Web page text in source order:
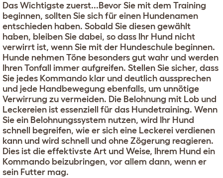
Das Wichtigste zuerst...Bevor Sie mit dem Training
beginnen, sollten Sie sich für einen Hundenamen
entschieden haben. Sobald Sie diesen gewählt
haben, bleiben Sie dabei, so dass Ihr Hund nicht
verwirrt ist, wenn Sie mit der Hundeschule beginnen.
Hunde nehmen Töne besonders gut wahr und werden
Ihren Tonfall immer aufgreifen. Stellen Sie sicher, dass
Sie jedes Kommando klar und deutlich aussprechen
und jede Handbewegung ebenfalls, um unnötige
Verwirrung zu vermeiden. Die Belohnung mit Lob und
Leckereien ist essenziell für das Hundetraining. Wenn
Sie ein Belohnungssystem nutzen, wird Ihr Hund
schnell begreifen, wie er sich eine Leckerei verdienen
kann und wird schnell und ohne Zögerung reagieren.
Dies ist die effektivste Art und Weise, Ihrem Hund ein
Kommando beizubringen, vor allem dann, wenn er
sein Futter mag.